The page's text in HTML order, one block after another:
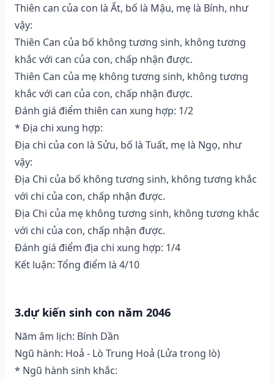
Thiên can của con là Ất, bố là Mậu, mẹ là Bính, như
vậy:
Thiên Can của bố không tương sinh, không tương
khắc với can của con, chấp nhận được.
Thiên Can của mẹ không tương sinh, không tương
khắc với can của con, chấp nhận được.
Đánh giá điểm thiên can xung hợp: 1/2
* Địa chi xung hợp:
Địa chi của con là Sửu, bố là Tuất, mẹ là Ngọ, như
vậy:
Địa Chi của bố không tương sinh, không tương khắc
với chi của con, chấp nhận được.
Địa Chi của mẹ không tương sinh, không tương khắc
với chi của con, chấp nhận được.
Đánh giá điểm địa chi xung hợp: 1/4
Kết luận: Tổng điểm là 4/10
3.dự kiến sinh con năm 2046
Năm âm lịch: Bính Dần
Ngũ hành: Hoả - Lò Trung Hoả (Lửa trong lò)
* Ngũ hành sinh khắc: